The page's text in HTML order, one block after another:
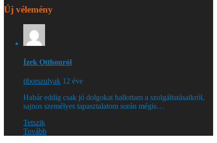
Új vélemény
Ízek Otthonról
tiborszulyak 12 éve
Habár eddig csak jó dolgokat hallottam a szolgáltatásaikról,
sajnos személyes tapasztalatom során mégis…
Tetszik
Tovább